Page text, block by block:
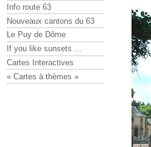
Info route 63
Nouveaux cantons du 63
Le Puy de Dôme
If you like sunsets ...
Cartes Interactives
« Cartes à thèmes »